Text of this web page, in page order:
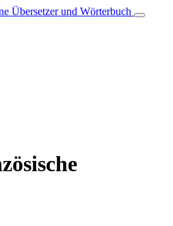
Übersetzer und Wörterbuch